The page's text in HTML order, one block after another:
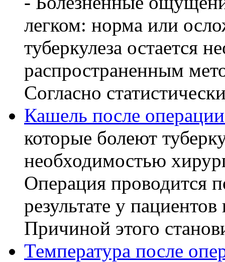
легком: норма или
туберкулеза остается
распространенным
Согласно
Кашель после
которые болеют
необходимостью
Операция проводится
результате у
Причиной этого
Температура после